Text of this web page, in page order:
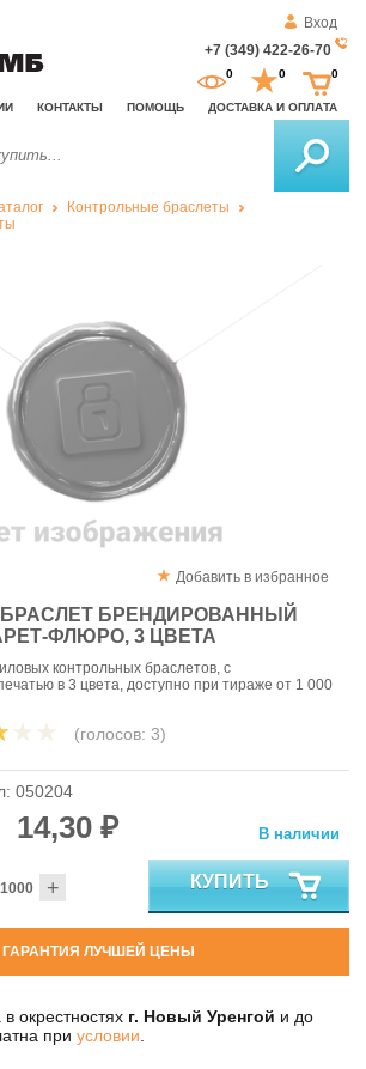
Вход
+7 (349) 422-26-70
КОНТАКТЫ ПОМОЩЬ ДОСТАВКА И ОПЛАТА
0 0 0
Контрольные браслеты
Добавить в избранное
БРЕНДИРОВАННЫЙ
ФЛЮРО, 3 ЦВЕТА
контрольных браслетов, с
в 3 цвета, доступно при тираже от 1 000
(голосов: 3)
050204
14,30 ₽
+
В наличии
КУПИТЬ
ГАРАНТИЯ ЛУЧШЕЙ ЦЕНЫ
в окрестностях г. Новый Уренгой и до
при условии